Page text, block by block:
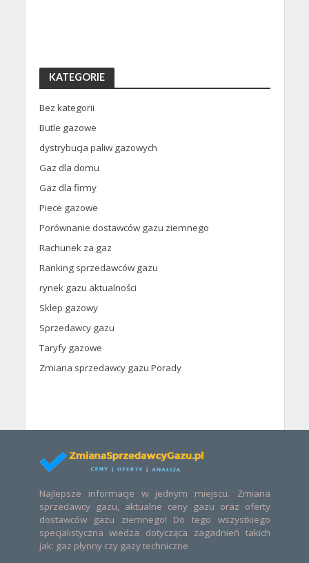
KATEGORIE
Bez kategorii
Butle gazowe
dystrybucja paliw gazowych
Gaz dla domu
Gaz dla firmy
Piece gazowe
Porównanie dostawców gazu ziemnego
Rachunek za gaz
Ranking sprzedawców gazu
rynek gazu aktualności
Sklep gazowy
Sprzedawcy gazu
Taryfy gazowe
Zmiana sprzedawcy gazu Porady
Najlepsze informacje w jednym miejscu. Zmiana
sprzedawcy gazu, aktualne ceny gazu oraz oferty
dostawców gazu ziemnego! Do tego wszystkiego
specjalistyczna wiedza dotycząca zagadnień takich
jak: gaz płynny czy gazy techniczne